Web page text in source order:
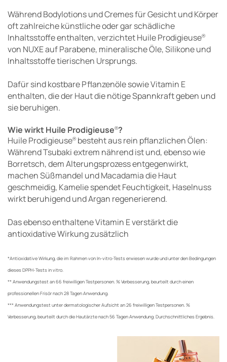
Während Bodylotions und Cremes für Gesicht und Körper
oft zahlreiche künstliche oder gar schädliche
Inhaltsstoffe enthalten, verzichtet Huile Prodigieuse®
von NUXE auf Parabene, mineralische Öle, Silikone und
Inhaltsstoffe tierischen Ursprungs.
Dafür sind kostbare Pflanzenöle sowie Vitamin E
enthalten, die der Haut die nötige Spannkraft geben und
sie beruhigen.
Wie wirkt Huile Prodigieuse®?
Huile Prodigieuse®besteht aus rein pflanzlichen Ölen:
Während Tsubaki extrem nährend ist und, ebenso wie
Borretsch, dem Alterungsprozess entgegenwirkt,
machen Süßmandel und Macadamia die Haut
geschmeidig, Kamelie spendet Feuchtigkeit, Haselnuss
wirkt beruhigend und Argan regenerierend.
Das ebenso enthaltene Vitamin E verstärkt die
antioxidative Wirkung zusätzlich
*Antioxidative Wirkung, die im Rahmen von In-vitro-Tests erwiesen wurde und unter den Bedingungen
dieses DPPH-Tests in vitro.
** Anwendungstest an 66 freiwilligen Testpersonen. % Verbesserung, beurteilt durch einen
professionellen Frisör nach 28 Tagen Anwendung.
*** Anwendungstest unter dermatologischer Aufsicht an 26 freiwilligen Testpersonen. %
Verbesserung, beurteilt durch die Hautärzte nach 56 Tagen Anwendung. Durchschnittliches Ergebnis.